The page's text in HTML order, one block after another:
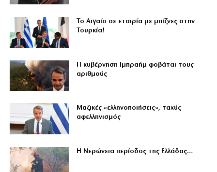
Το Αιγαίο σε εταιρία με μπίζνες στην
Τουρκία!
Η κυβέρνηση Ιμπραήμ φοβάται τους
αριθμούς
Μαζικές «ελληνοποιήσεις», ταχύς
αφελληνισμός
Η Νερώνεια περίοδος της Ελλάδας…